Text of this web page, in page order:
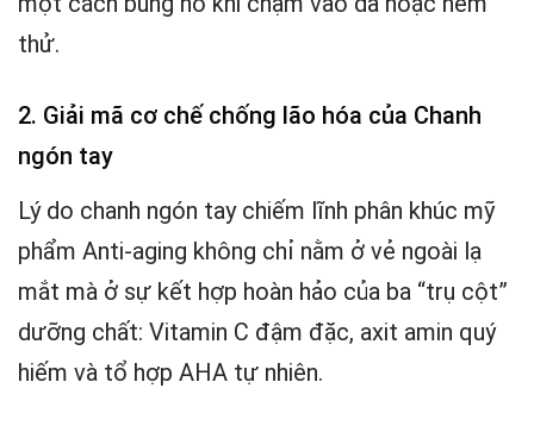
thử.
2. Giải mã cơ chế chống lão hóa của Chanh
ngón tay
Lý do chanh ngón tay chiếm lĩnh phân khúc mỹ
phẩm Anti-aging không chỉ nằm ở vẻ ngoài lạ
mắt mà ở sự kết hợp hoàn hảo của ba “trụ cột”
dưỡng chất: Vitamin C đậm đặc, axit amin quý
hiếm và tổ hợp AHA tự nhiên.